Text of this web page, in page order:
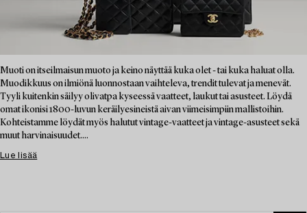
Muoti on itseilmaisun muoto ja keino näyttää kuka olet - tai kuka haluat olla.
Muodikkuus on ilmiönä luonnostaan vaihteleva, trendit tulevat ja menevät.
Tyyli kuitenkin säilyy olivatpa kyseessä vaatteet, laukut tai asusteet. Löydä
omat ikonisi 1800-luvun keräilyesineistä aivan viimeisimpiin mallistoihin.
Kohteistamme löydät myös halutut vintage-vaatteet ja vintage-asusteet sekä
muut harvinaisuudet....
Lue lisää